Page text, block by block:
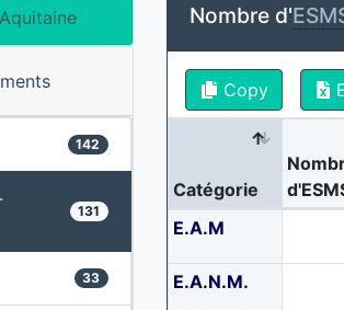
142
131
33
Nombre d'
Copy
Catégorie
E.A.M
E.A.N.M.